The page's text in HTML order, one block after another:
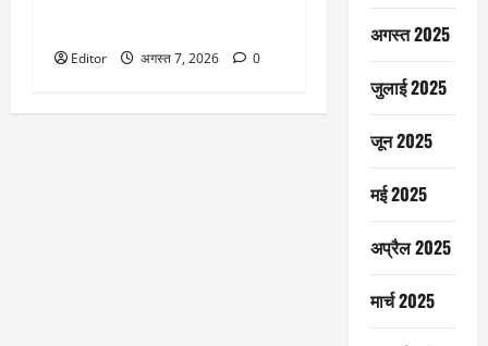
Editor अगस्त 7, 2026 0
अगस्त 2025
जुलाई 2025
जून 2025
मई 2025
अप्रैल 2025
मार्च 2025